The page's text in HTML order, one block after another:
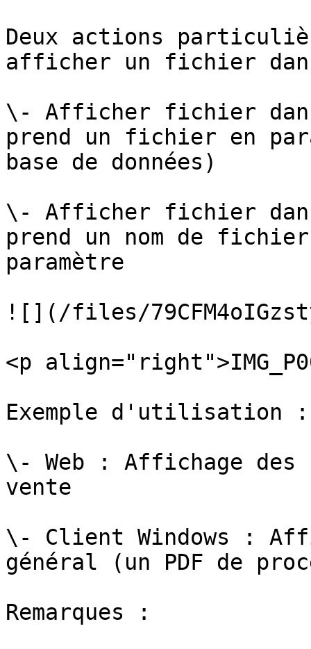
Deux actions
afficher un fichier
\- Afficher fichier
prend un fichier en
base de données)
\- Afficher fichier
prend un nom de
paramètre
![](/files/
<p
Exemple d'utilisation :
\- Web : Affichage des
vente
\- Client Windows :
général (un PDF de
Remarques :